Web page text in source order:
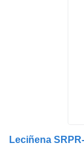
Leciñena